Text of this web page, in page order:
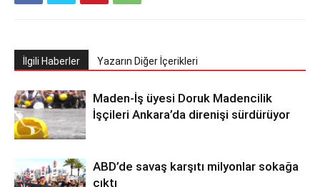
İlgili Haberler Yazarın Diğer İçerikleri
Maden-İş üyesi Doruk Madencilik
İşçileri Ankara’da direnişi sürdürüyor
ABD’de savaş karşıtı milyonlar sokağa
çıktı